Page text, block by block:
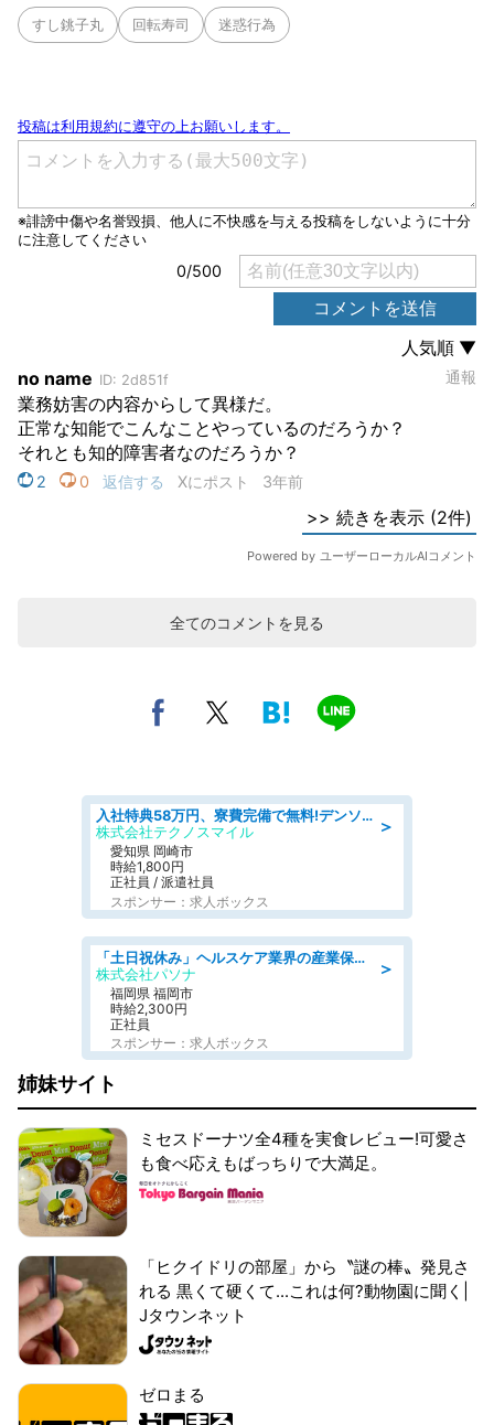
すし銚子丸 回転寿司 迷惑行為
全てのコメントを見る
＞
入社特典58万円、寮費完備で無料!デンソーで働こう!自動車工場で小型部品の検査業務 denso aichi
株式会社テクノスマイル
愛知県 岡崎市
時給1,800円
正社員 / 派遣社員
スポンサー：求人ボックス
＞
「土日祝休み」ヘルスケア業界の産業保健師/高時給/未経験OK/要資格:保健師、正看護師
株式会社パソナ
福岡県 福岡市
時給2,300円
正社員
スポンサー：求人ボックス
姉妹サイト
ミセスドーナツ全4種を実食レビュー!可愛さ
も食べ応えもばっちりで大満足。
「ヒクイドリの部屋」から〝謎の棒〟発見さ
れる 黒くて硬くて...これは何?動物園に聞く|
Jタウンネット
ゼロまる